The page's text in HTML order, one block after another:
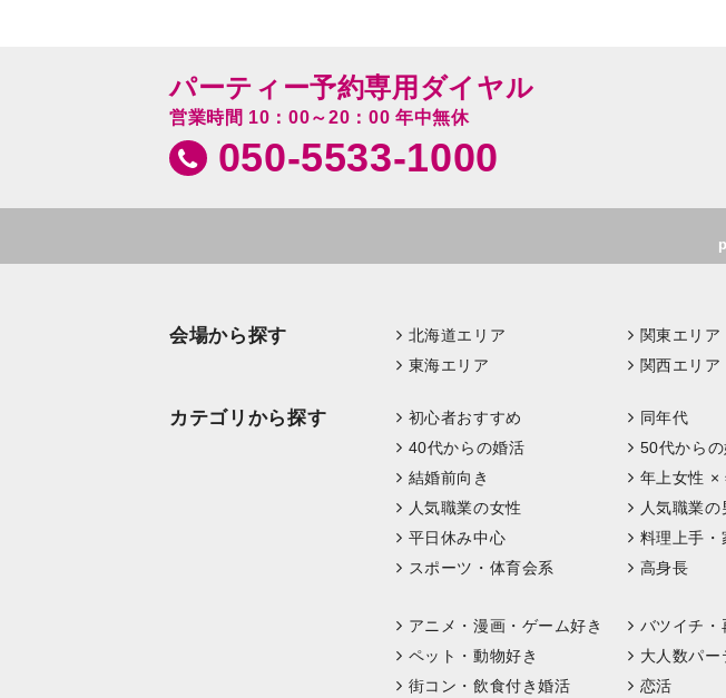
パーティー予約専用ダイヤル
営業時間 10：00～20：00 年中無休
050-5533-1000
会場から探す 北海道エリア 関東エリア
東海エリア
関西エリア
カテゴリから探す 初心者おすすめ 同年代
40代からの婚活
50代から
結婚前向き
年上女性 ×
人気職業の女性
人気職業の
平日休み中心
料理上手・
スポーツ・体育会系
高身長
アニメ・漫画・ゲーム好き
バツイチ・
ペット・動物好き
大人数パー
街コン・飲食付き婚活
恋活